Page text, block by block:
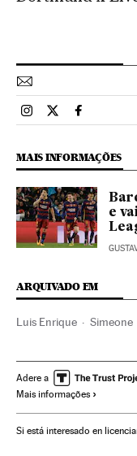
Esportes El País
Esportes El
Esportes
MAIS INFORMAÇÕES
e
ARQUIVADO EM
Luis Enrique Simeone
Champions League
Adere a
Mais informações
Si está interesado en